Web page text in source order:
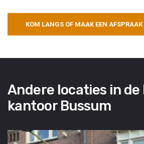
KOM LANGS OF MAAK EEN AFSPRAAK
Andere locaties in
kantoor Bussum